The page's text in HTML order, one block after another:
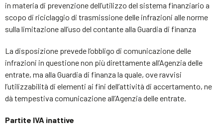
in materia di prevenzione dell’utilizzo del sistema finanziario a
scopo di riciclaggio di trasmissione delle infrazioni alle norme
sulla limitazione all’uso del contante alla Guardia di finanza
La disposizione prevede l’obbligo di comunicazione delle
infrazioni in questione non più direttamente all’Agenzia delle
entrate, ma alla Guardia di finanza la quale, ove ravvisi
l’utilizzabilità di elementi ai fini dell’attività di accertamento, ne
dà tempestiva comunicazione all’Agenzia delle entrate.
Partite IVA inattive